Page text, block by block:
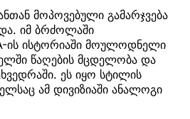
მოპოვებული გამარჯვება
იმ ბრძოლაში
ის ისტორიაში მოულოდნელი
წაღების მცდელობა და
ეს იყო სტილის
ამ დივიზიაში ანალოგი